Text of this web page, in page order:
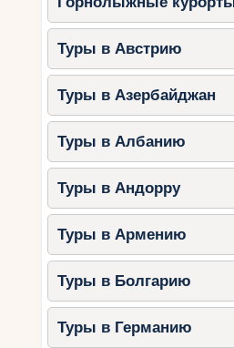
Туры в Австрию
Туры в Азербайджан
Туры в Албанию
Туры в Андорру
Туры в Армению
Туры в Болгарию
Туры в Германию